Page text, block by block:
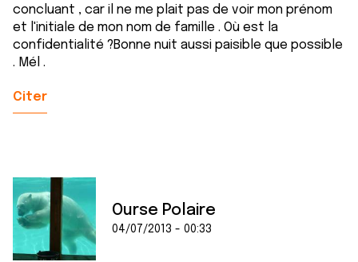
concluant , car il ne me plait pas de voir mon prénom
et l'initiale de mon nom de famille . Où est la
confidentialité ?Bonne nuit aussi paisible que possible
. Mél .
Citer
Ourse Polaire
04/07/2013 - 00:33